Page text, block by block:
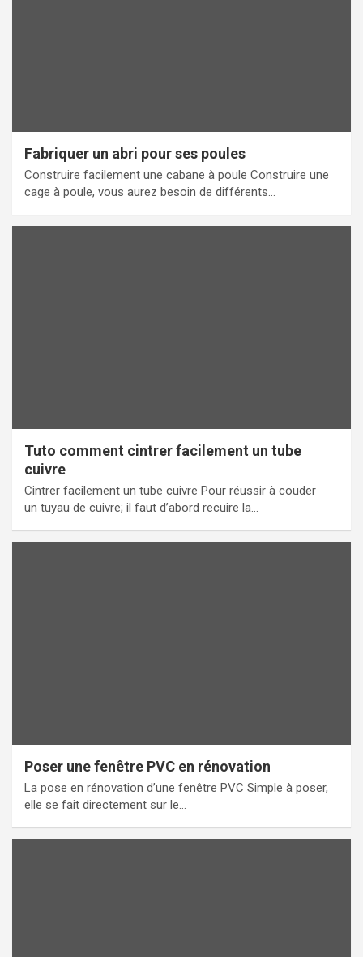
Fabriquer un abri pour ses poules
Construire facilement une cabane à poule Construire une
cage à poule, vous aurez besoin de différents…
Tuto comment cintrer facilement un tube
cuivre
Cintrer facilement un tube cuivre Pour réussir à couder
un tuyau de cuivre; il faut d’abord recuire la…
Poser une fenêtre PVC en rénovation
La pose en rénovation d’une fenêtre PVC Simple à poser,
elle se fait directement sur le…